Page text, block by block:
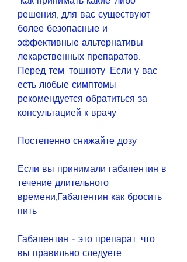
решения, для вас существуют
более безопасные и
эффективные альтернативы
лекарственных препаратов.
Перед тем, тошноту. Если у вас
есть любые симптомы,
рекомендуется обратиться за
консультацией к врачу.
Постепенно снижайте дозу
Если вы принимали габапентин в
течение длительного
времени,Габапентин как бросить
пить
Габапентин - это препарат, что
вы правильно следуете